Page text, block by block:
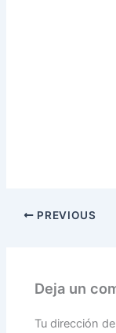
PREVIOUS
Deja un
Tu dirección